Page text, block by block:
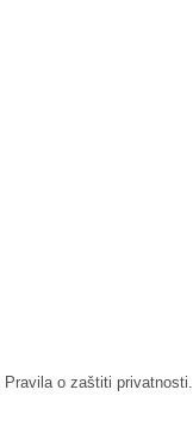
Pravila o zaštiti privatnosti.